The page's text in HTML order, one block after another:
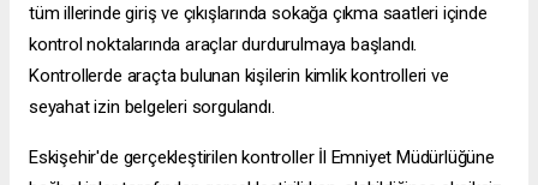
tüm illerinde giriş ve çıkışlarında sokağa çıkma saatleri içinde
kontrol noktalarında araçlar durdurulmaya başlandı.
Kontrollerde araçta bulunan kişilerin kimlik kontrolleri ve
seyahat izin belgeleri sorgulandı.
Eskişehir'de gerçekleştirilen kontroller İl Emniyet Müdürlüğüne